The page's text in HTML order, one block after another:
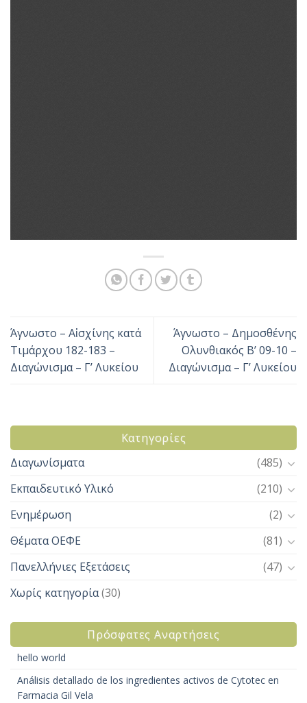
Άγνωστο – Αἰσχίνης κατά
Τιμάρχου 182-183 –
Διαγώνισμα – Γ’ Λυκείου
Άγνωστο – Δημοσθένης
Ολυνθιακός Β’ 09-10 –
Διαγώνισμα – Γ’ Λυκείου
Kατηγορίες
Διαγωνίσματα
(485)
Εκπαιδευτικό Υλικό
(210)
Ενημέρωση
(2)
Θέματα ΟΕΦΕ
(81)
Πανελλήνιες Εξετάσεις
(47)
Χωρίς κατηγορία(30)
Πρόσφατες Αναρτήσεις
hello world
Análisis detallado de los ingredientes activos de Cytotec en
Farmacia Gil Vela